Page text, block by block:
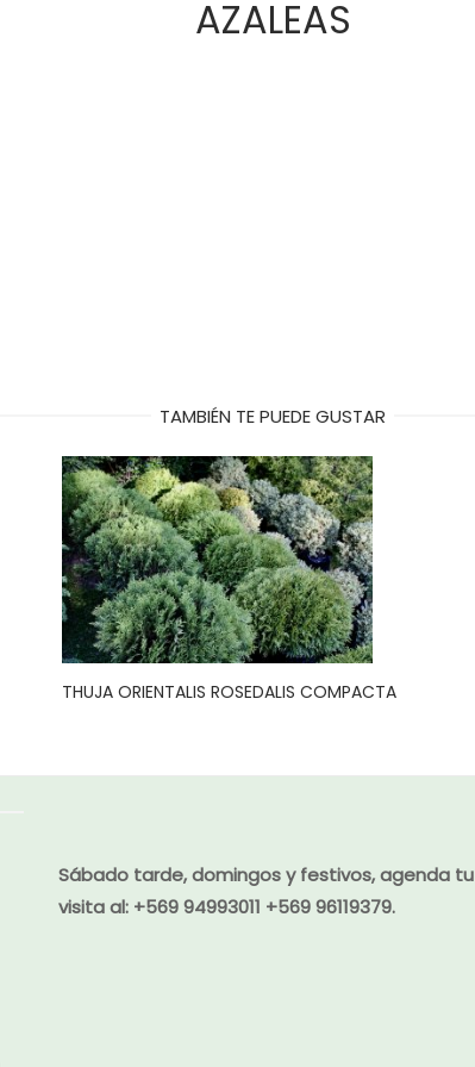
AZALEAS
TAMBIÉN TE PUEDE GUSTAR
THUJA ORIENTALIS ROSEDALIS COMPACTA
Sábado tarde, domingos y festivos, agenda tu
visita al: +569 94993011 +569 96119379.